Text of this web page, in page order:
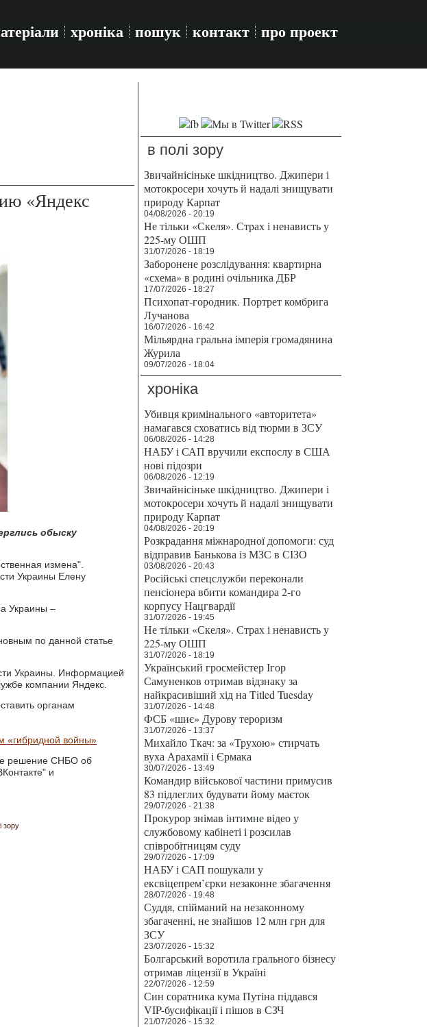
хроніка пошук контакт про проект
«Яндекс
обыску
измена".
Украины Елену
Украины –
по данной статье
Украины. Информацией
компании Яндекс.
органам
«гибридной войны»
решение СНБО об
и
зору
в полі зору
Звичайнісіньке шкідництво. Джипери і
мотокросери хочуть й надалі знищувати
природу Карпат
04/08/2026 - 20:19
Не тільки «Скеля». Страх і ненависть у
225-му ОШП
31/07/2026 - 18:19
Заборонене розслідування: квартирна
«схема» в родині очільника ДБР
17/07/2026 - 18:27
Психопат-городник. Портрет комбрига
Лучанова
16/07/2026 - 16:42
Мільярдна гральна імперія громадянина
Журила
09/07/2026 - 18:04
хроніка
Убивця кримінального «авторитета»
намагався сховатись від тюрми в ЗСУ
06/08/2026 - 14:28
НАБУ і САП вручили експослу в США
нові підозри
06/08/2026 - 12:19
Звичайнісіньке шкідництво. Джипери і
мотокросери хочуть й надалі знищувати
природу Карпат
04/08/2026 - 20:19
Розкрадання міжнародної допомоги: суд
відправив Банькова із МЗС в СІЗО
03/08/2026 - 20:43
Російські спецслужби переконали
пенсіонера вбити командира 2-го
корпусу Нацгвардії
31/07/2026 - 19:45
Не тільки «Скеля». Страх і ненависть у
225-му ОШП
31/07/2026 - 18:19
Український гросмейстер Ігор
Самуненков отримав відзнаку за
найкрасивіший хід на Titled Tuesday
31/07/2026 - 14:48
ФСБ «шиє» Дурову тероризм
31/07/2026 - 13:37
Михайло Ткач: за «Трухою» стирчать
вуха Арахамії і Єрмака
30/07/2026 - 13:49
Командир військової частини примусив
83 підлеглих будувати йому маєток
29/07/2026 - 21:38
Прокурор знімав інтимне відео у
службовому кабінеті і розсилав
співробітницям суду
29/07/2026 - 17:09
НАБУ і САП пошукали у
ексвіцепрем’єрки незаконне збагачення
28/07/2026 - 19:48
Суддя, спійманий на незаконному
збагаченні, не знайшов 12 млн грн для
ЗСУ
23/07/2026 - 15:32
Болгарський воротила грального бізнесу
отримав ліцензії в Україні
22/07/2026 - 12:59
Син соратника кума Путіна піддався
VIP-бусифікації і пішов в СЗЧ
21/07/2026 - 15:32